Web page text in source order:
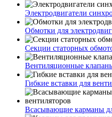
Электродвигатели
Обмотки для
Секции статорных
Вентиляционные
Гибкие вставки для
Всасывающие карманы